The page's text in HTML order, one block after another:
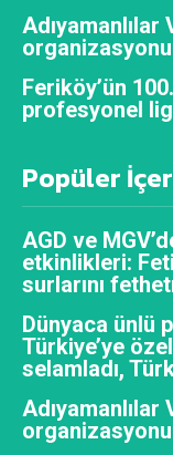
Adıyamanlılar
Feriköy’ün
profesyonel
Popüler
AGD ve
etkinlikleri:
surlarını
Dünyaca ünlü
Türkiye’ye
selamladı,
Adıyamanlılar